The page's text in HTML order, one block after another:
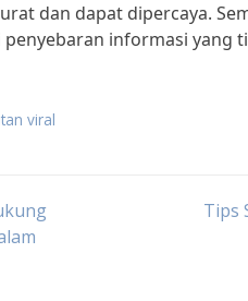
dan dapat dipercaya.
informasi yang
viral
Tips